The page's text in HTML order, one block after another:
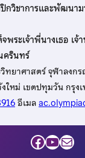
กวิชาการและพัฒนา
พระเจ้าพี่นางเธอ เ
ครินทร์
ทยาศาสตร์ จุฬาลงก
ใหม่ เขตปทุมวัน กรุง
อีเมล
Facebook
Mail